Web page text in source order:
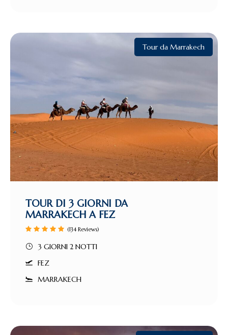
Tour da Marrakech
TOUR DI 3 GIORNI DA
MARRAKECH A FEZ
3 GIORNI 2 NOTTI
FEZ
MARRAKECH
(134 Reviews)